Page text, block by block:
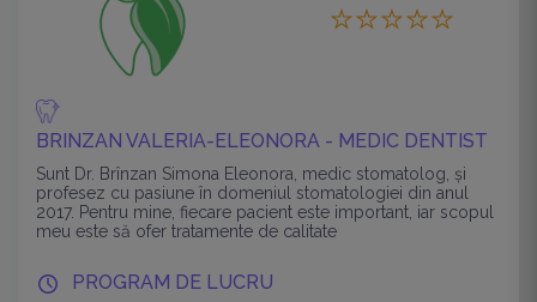
BRINZAN VALERIA-ELEONORA - MEDIC DENTIST
Sunt Dr. Brînzan Simona Eleonora, medic stomatolog, și
profesez cu pasiune în domeniul stomatologiei din anul
2017. Pentru mine, fiecare pacient este important, iar scopul
meu este să ofer tratamente de calitate
PROGRAM DE LUCRU